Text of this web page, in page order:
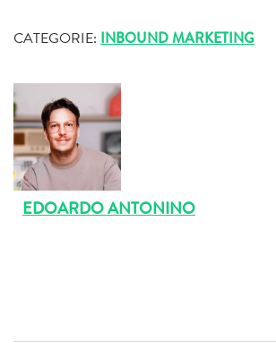
CATEGORIE: INBOUND MARKETING
EDOARDO ANTONINO